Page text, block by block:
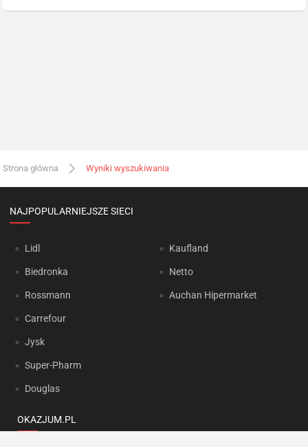
Strona główna Wyniki wyszukiwania
NAJPOPULARNIEJSZE SIECI
Lidl
Biedronka
Rossmann
Carrefour
Jysk
Super-Pharm
Douglas
Kaufland
Netto
Auchan Hipermarket
OKAZJUM.PL